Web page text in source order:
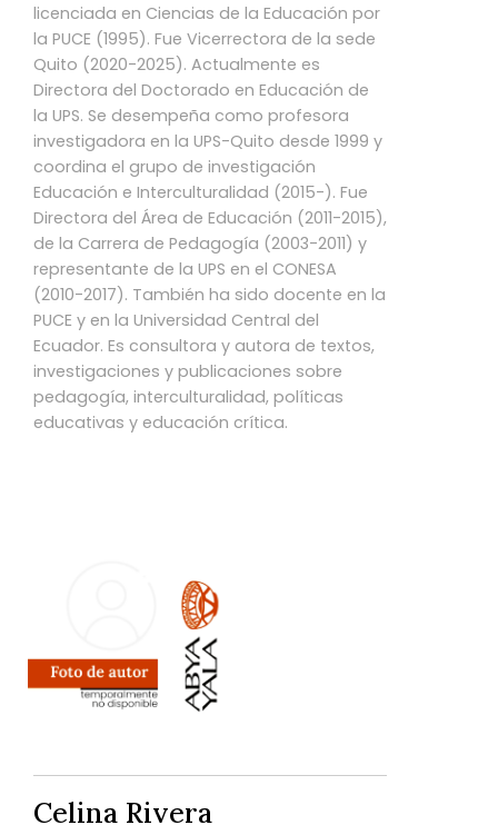
licenciada en Ciencias de la Educación por
la PUCE (1995). Fue Vicerrectora de la sede
Quito (2020-2025). Actualmente es
Directora del Doctorado en Educación de
la UPS. Se desempeña como profesora
investigadora en la UPS-Quito desde 1999 y
coordina el grupo de investigación
Educación e Interculturalidad (2015-). Fue
Directora del Área de Educación (2011-2015),
de la Carrera de Pedagogía (2003-2011) y
representante de la UPS en el CONESA
(2010-2017). También ha sido docente en la
PUCE y en la Universidad Central del
Ecuador. Es consultora y autora de textos,
investigaciones y publicaciones sobre
pedagogía, interculturalidad, políticas
educativas y educación crítica.
Celina Rivera